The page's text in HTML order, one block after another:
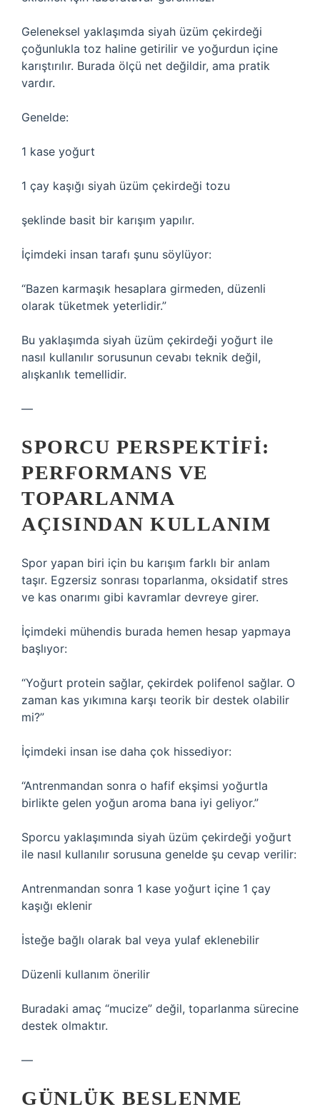
Geleneksel yaklaşımda siyah üzüm çekirdeği
çoğunlukla toz haline getirilir ve yoğurdun içine
karıştırılır. Burada ölçü net değildir, ama pratik
vardır.
Genelde:
1 kase yoğurt
1 çay kaşığı siyah üzüm çekirdeği tozu
şeklinde basit bir karışım yapılır.
İçimdeki insan tarafı şunu söylüyor:
“Bazen karmaşık hesaplara girmeden, düzenli
olarak tüketmek yeterlidir.”
Bu yaklaşımda siyah üzüm çekirdeği yoğurt ile
nasıl kullanılır sorusunun cevabı teknik değil,
alışkanlık temellidir.
—
SPORCU PERSPEKTIFI:
PERFORMANS VE
TOPARLANMA
AÇISINDAN KULLANIM
Spor yapan biri için bu karışım farklı bir anlam
taşır. Egzersiz sonrası toparlanma, oksidatif stres
ve kas onarımı gibi kavramlar devreye girer.
İçimdeki mühendis burada hemen hesap yapmaya
başlıyor:
“Yoğurt protein sağlar, çekirdek polifenol sağlar. O
zaman kas yıkımına karşı teorik bir destek olabilir
mi?”
İçimdeki insan ise daha çok hissediyor:
“Antrenmandan sonra o hafif ekşimsi yoğurtla
birlikte gelen yoğun aroma bana iyi geliyor.”
Sporcu yaklaşımında siyah üzüm çekirdeği yoğurt
ile nasıl kullanılır sorusuna genelde şu cevap verilir:
Antrenmandan sonra 1 kase yoğurt içine 1 çay
kaşığı eklenir
İsteğe bağlı olarak bal veya yulaf eklenebilir
Düzenli kullanım önerilir
Buradaki amaç “mucize” değil, toparlanma sürecine
destek olmaktır.
—
GÜNLÜK BESLENME